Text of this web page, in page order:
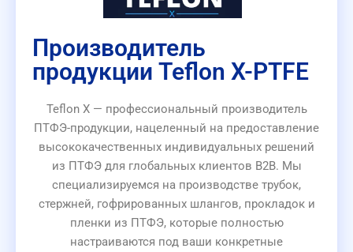
Производитель
продукции Teflon X-PTFE
Teflon X — профессиональный производитель
ПТФЭ-продукции, нацеленный на предоставление
высококачественных индивидуальных решений
из ПТФЭ для глобальных клиентов B2B. Мы
специализируемся на производстве трубок,
стержней, гофрированных шлангов, прокладок и
пленки из ПТФЭ, которые полностью
настраиваются под ваши конкретные